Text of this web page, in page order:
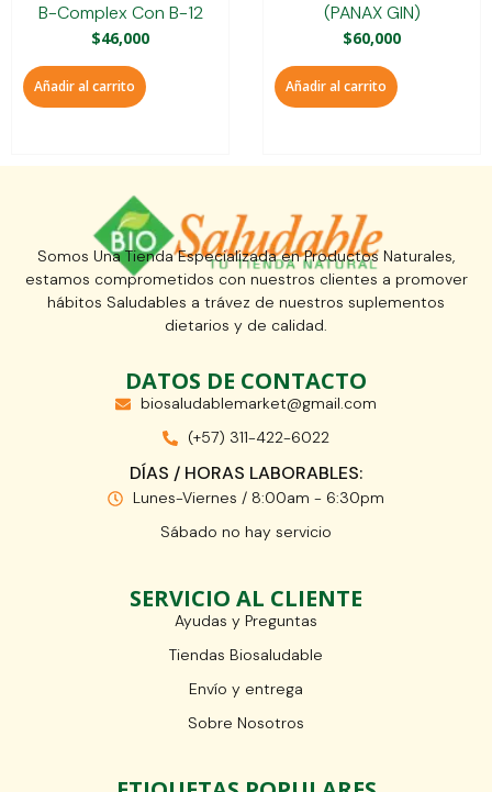
B-Complex Con B-12
$46,000
Añadir al carrito
(PANAX GIN)
$60,000
Añadir al carrito
Somos Una Tienda Especializada en Productos Naturales,
estamos comprometidos con nuestros clientes a promover
hábitos Saludables a trávez de nuestros suplementos
dietarios y de calidad.
DATOS DE CONTACTO
biosaludablemarket@gmail.com
(+57) 311-422-6022
DÍAS / HORAS LABORABLES:
Lunes-Viernes / 8:00am - 6:30pm
Sábado no hay servicio
SERVICIO AL CLIENTE
Ayudas y Preguntas
Tiendas Biosaludable
Envío y entrega
Sobre Nosotros